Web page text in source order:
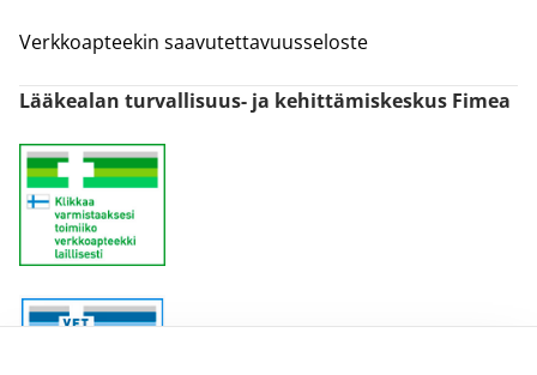
Verkkoapteekin saavutettavuusseloste
Lääkealan turvallisuus- ja kehittämiskeskus Fimea